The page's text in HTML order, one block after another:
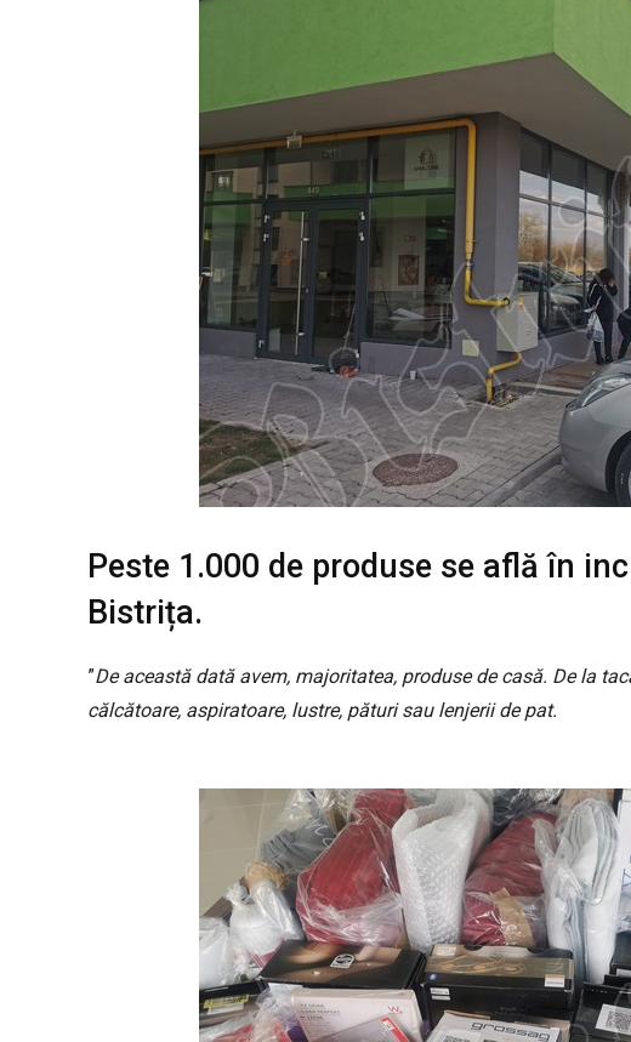
Peste 1.000 de produse se află în
Bistrița.
”De această dată avem, majoritatea, produse de casă. De la
călcătoare, aspiratoare, lustre, pături sau lenjerii de pat.